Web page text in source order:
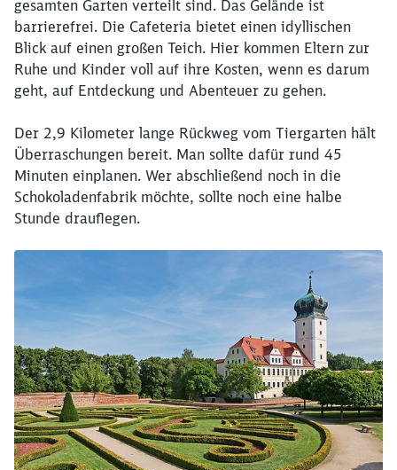
gesamten Garten verteilt sind. Das Gelände ist
barrierefrei. Die Cafeteria bietet einen idyllischen
Blick auf einen großen Teich. Hier kommen Eltern zur
Ruhe und Kinder voll auf ihre Kosten, wenn es darum
geht, auf Entdeckung und Abenteuer zu gehen.
Der 2,9 Kilometer lange Rückweg vom Tiergarten hält
Überraschungen bereit. Man sollte dafür rund 45
Minuten einplanen. Wer abschließend noch in die
Schokoladenfabrik möchte, sollte noch eine halbe
Stunde drauflegen.
Möchten Sie zuweitergeleitet
werden?
Abbrechen Weiter